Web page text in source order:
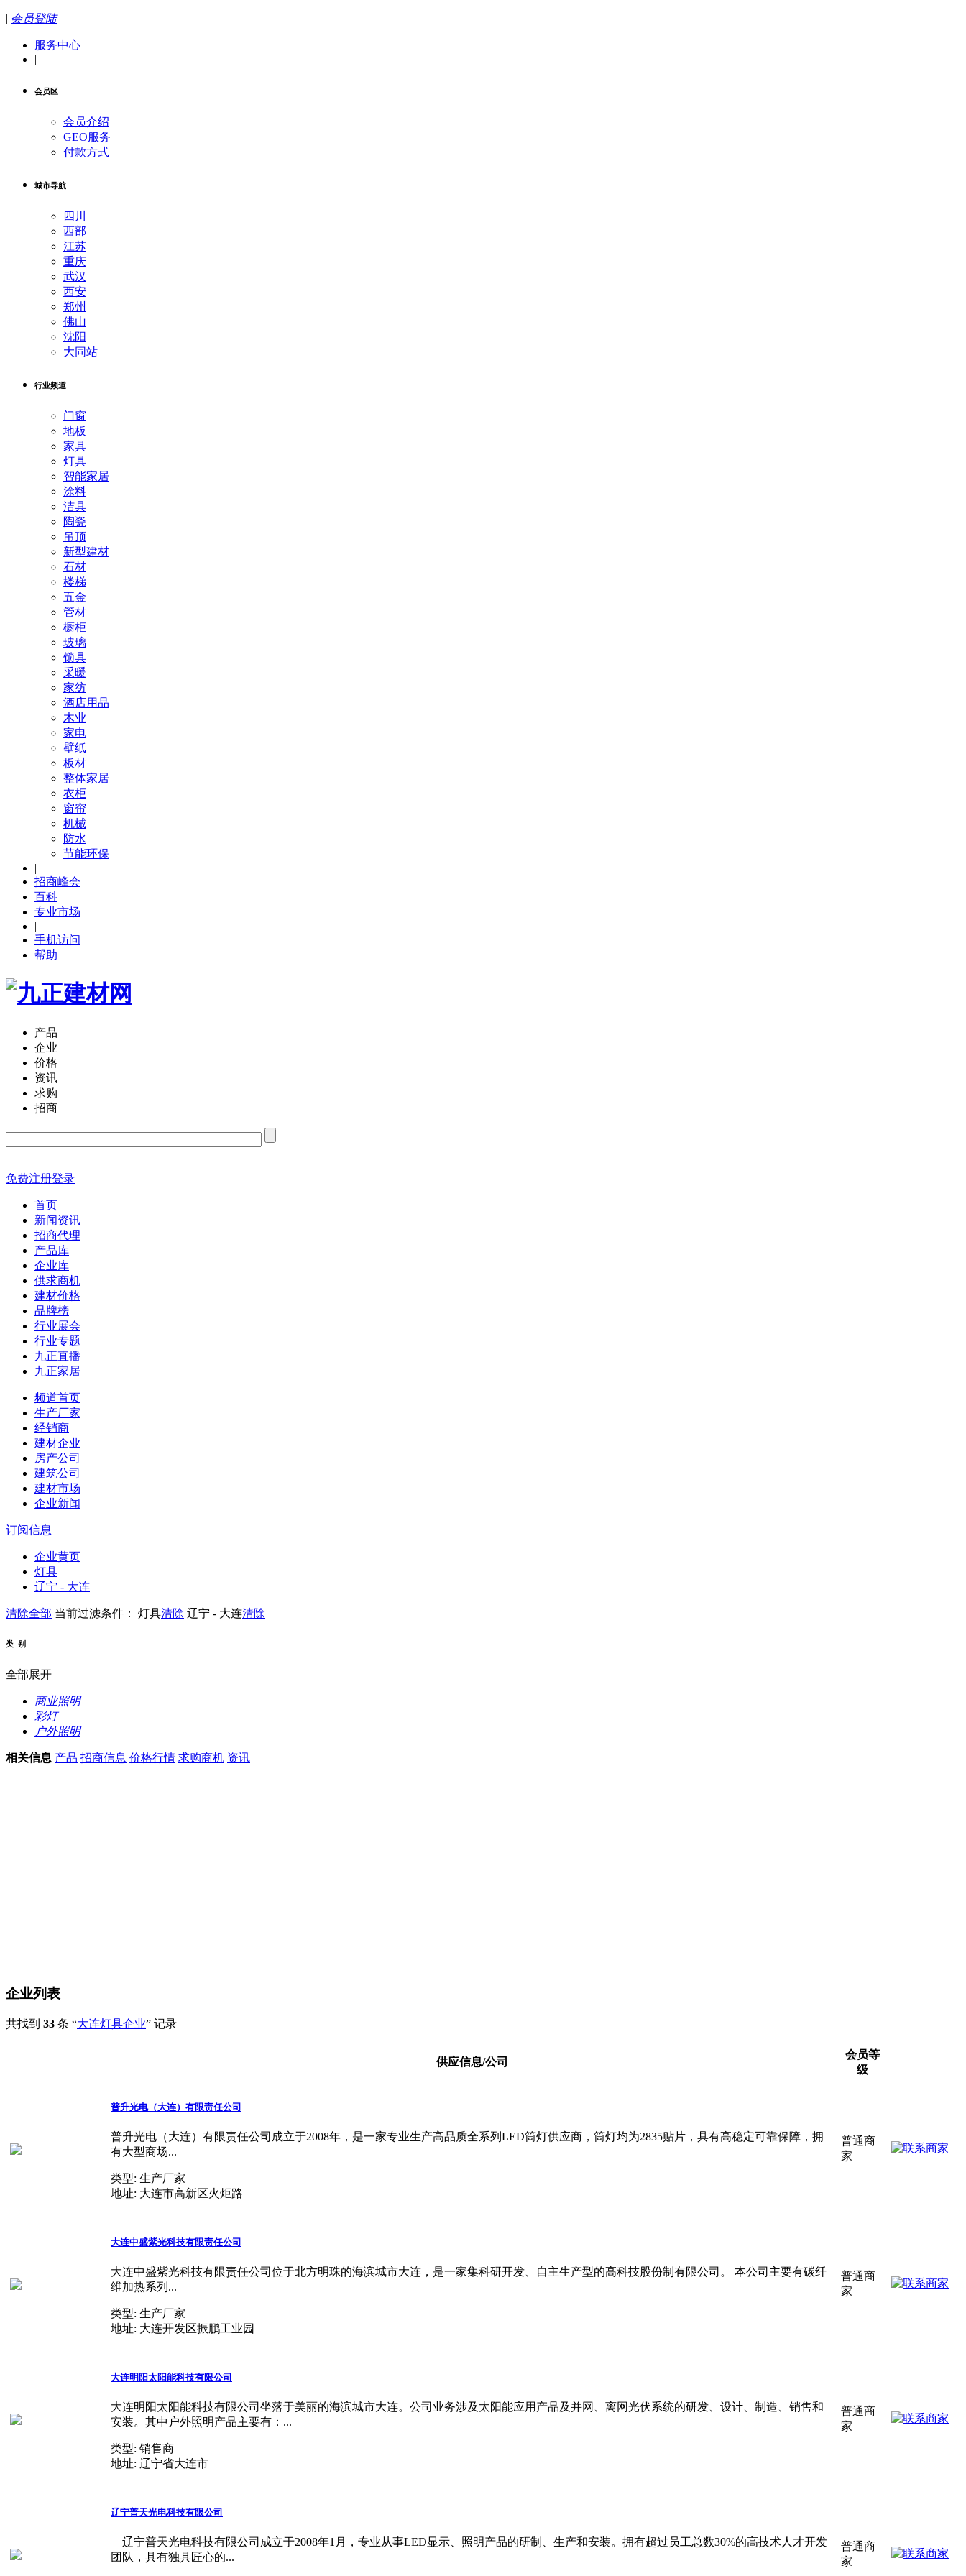
| 会员登陆
服务中心
|
会员区
会员介绍
GEO服务
付款方式
城市导航
四川
西部
江苏
重庆
武汉
西安
郑州
佛山
沈阳
大同站
行业频道
门窗
地板
家具
灯具
智能家居
涂料
洁具
陶瓷
吊顶
新型建材
石材
楼梯
五金
管材
橱柜
玻璃
锁具
采暖
家纺
酒店用品
木业
家电
壁纸
板材
整体家居
衣柜
窗帘
机械
防水
节能环保
|
招商峰会
百科
专业市场
|
手机访问
帮助
产品
企业
价格
资讯
求购
招商
免费注册登录
首页
新闻资讯
招商代理
产品库
企业库
供求商机
建材价格
品牌榜
行业展会
行业专题
九正直播
九正家居
频道首页
生产厂家
经销商
建材企业
房产公司
建筑公司
建材市场
企业新闻
订阅信息
企业黄页
灯具
辽宁 - 大连
清除全部 当前过滤条件： 灯具清除 辽宁 - 大连清除
类 别
全部展开
商业照明
彩灯
户外照明
相关信息 产品 招商信息 价格行情 求购商机 资讯
企业列表
共找到 33 条 “大连灯具企业” 记录
供应信息/公司
会员等
级
普升光电（大连）有限责任公司
普升光电（大连）有限责任公司成立于2008年，是一家专业生产高品质全系列LED筒灯供应商，筒灯均为2835贴片，具有高稳定可靠保障，拥
有大型商场...
类型: 生产厂家
地址: 大连市高新区火炬路
普通商
家
大连中盛紫光科技有限责任公司
大连中盛紫光科技有限责任公司位于北方明珠的海滨城市大连，是一家集科研开发、自主生产型的高科技股份制有限公司。 本公司主要有碳纤
维加热系列...
类型: 生产厂家
地址: 大连开发区振鹏工业园
普通商
家
大连明阳太阳能科技有限公司
大连明阳太阳能科技有限公司坐落于美丽的海滨城市大连。公司业务涉及太阳能应用产品及并网、离网光伏系统的研发、设计、制造、销售和
安装。其中户外照明产品主要有：...
类型: 销售商
地址: 辽宁省大连市
普通商
家
辽宁普天光电科技有限公司
辽宁普天光电科技有限公司成立于2008年1月，专业从事LED显示、照明产品的研制、生产和安装。拥有超过员工总数30%的高技术人才开发
团队，具有独具匠心的...
普通商
家